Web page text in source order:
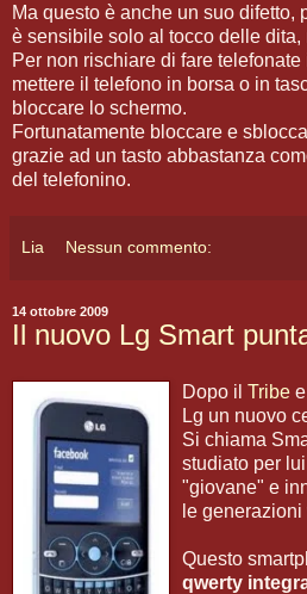
Ma questo è anche un suo difetto,
è sensibile solo al tocco delle dita,
Per non rischiare di fare
mettere il telefono in borsa o in
bloccare lo schermo.
Fortunatamente bloccare e
grazie ad un tasto abbastanza
del telefonino.
Lia Nessun commento:
14 ottobre 2009
Il nuovo Lg Smart
Dopo il Tribe e
Lg un nuovo
Si chiama
studiato per
"giovane" e
le generazioni
Questo
qwerty